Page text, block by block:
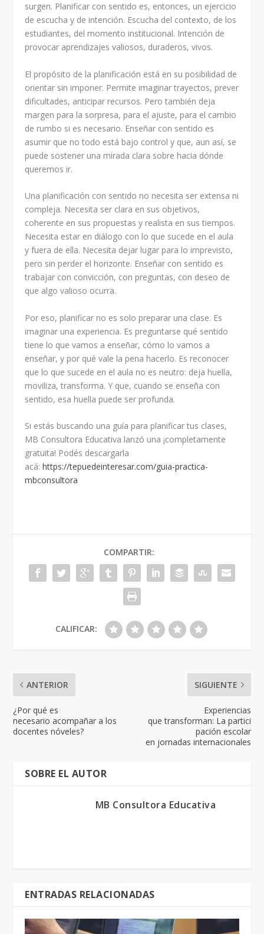
surgen. Planificar con sentido es, entonces, un ejercicio
de escucha y de intención. Escucha del contexto, de los
estudiantes, del momento institucional. Intención de
provocar aprendizajes valiosos, duraderos, vivos.
El propósito de la planificación está en su posibilidad de
orientar sin imponer. Permite imaginar trayectos, prever
dificultades, anticipar recursos. Pero también deja
margen para la sorpresa, para el ajuste, para el cambio
de rumbo si es necesario. Enseñar con sentido es
asumir que no todo está bajo control y que, aun así, se
puede sostener una mirada clara sobre hacia dónde
queremos ir.
Una planificación con sentido no necesita ser extensa ni
compleja. Necesita ser clara en sus objetivos,
coherente en sus propuestas y realista en sus tiempos.
Necesita estar en diálogo con lo que sucede en el aula
y fuera de ella. Necesita dejar lugar para lo imprevisto,
pero sin perder el horizonte. Enseñar con sentido es
trabajar con convicción, con preguntas, con deseo de
que algo valioso ocurra.
Por eso, planificar no es solo preparar una clase. Es
imaginar una experiencia. Es preguntarse qué sentido
tiene lo que vamos a enseñar, cómo lo vamos a
enseñar, y por qué vale la pena hacerlo. Es reconocer
que lo que sucede en el aula no es neutro: deja huella,
moviliza, transforma. Y que, cuando se enseña con
sentido, esa huella puede ser profunda.
Si estás buscando una guía para planificar tus clases,
MB Consultora Educativa lanzó una ¡completamente
gratuita! Podés descargarla
acá:https://tepuedeinteresar.com/guia-practica-
mbconsultora
COMPARTIR:
CALIFICAR:
ANTERIOR
¿Por qué es
necesario acompañar a los
docentes nóveles?
SIGUIENTE
Experiencias
que transforman: La partici
pación escolar
en jornadas internacionales
SOBRE EL AUTOR
MB Consultora Educativa
ENTRADAS RELACIONADAS